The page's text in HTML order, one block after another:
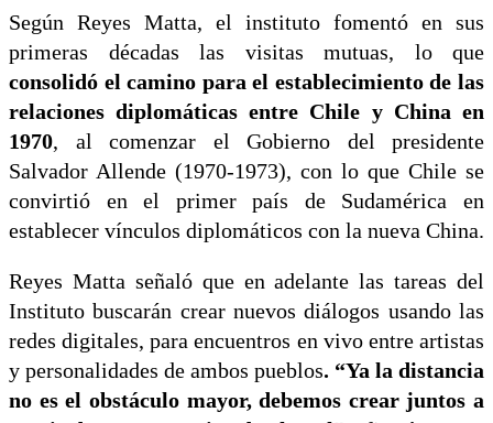
Según Reyes Matta, el instituto fomentó en sus
primeras décadas las visitas mutuas, lo que
consolidó el camino para el establecimiento de las
relaciones diplomáticas entre Chile y China en
1970, al comenzar el Gobierno del presidente
Salvador Allende (1970-1973), con lo que Chile se
convirtió en el primer país de Sudamérica en
establecer vínculos diplomáticos con la nueva China.
Reyes Matta señaló que en adelante las tareas del
Instituto buscarán crear nuevos diálogos usando las
redes digitales, para encuentros en vivo entre artistas
y personalidades de ambos pueblos. “Ya la distancia
no es el obstáculo mayor, debemos crear juntos a